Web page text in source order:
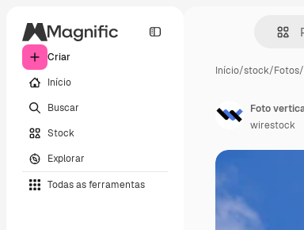
Criar
Início
Buscar
Stock
Explorar
Todas as ferramentas
Início/stock/Fotos/
wirestock